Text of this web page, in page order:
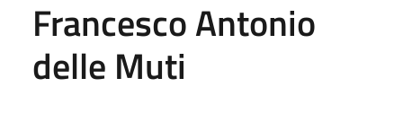
Francesco Antonio
delle Muti